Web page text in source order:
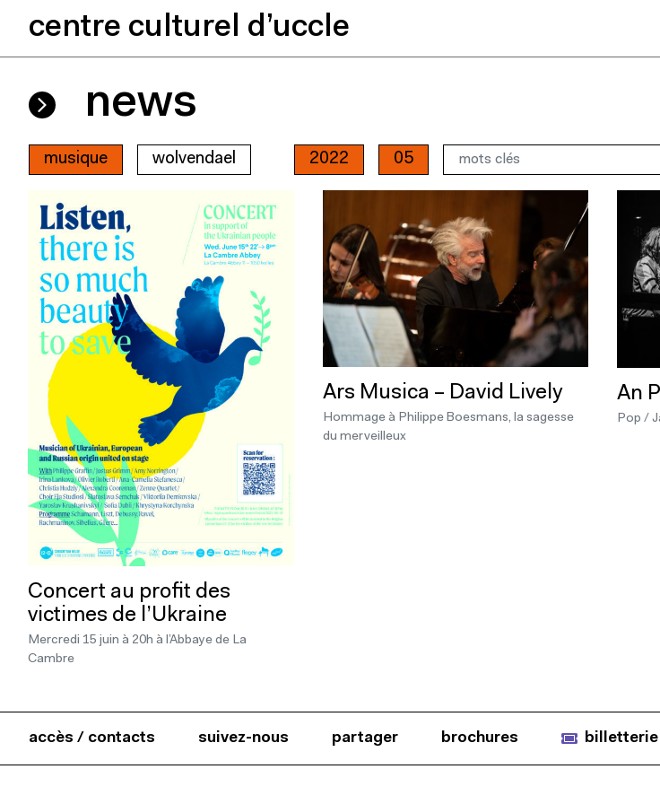
centre culturel d’uccle
news
musique wolvendael 2022 05
Concert au profit des
victimes de l’Ukraine
Mercredi 15 juin à 20h à l’Abbaye de La
Cambre
Ars Musica – David Lively
Hommage à Philippe Boesmans, la sagesse
du merveilleux
An
Pop /
accès / contacts suivez-nous partager brochures billetterie